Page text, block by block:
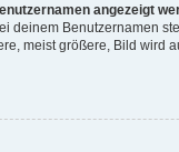
angezeigt
deinem Benutzernamen
meist größere, Bild wird